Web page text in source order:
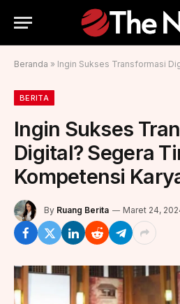
Beranda » Ingin Sukses Transformasi Digital?
BERITA
Ingin Sukses
Digital? Segera
Kompetensi
By Ruang Berita Maret 24,